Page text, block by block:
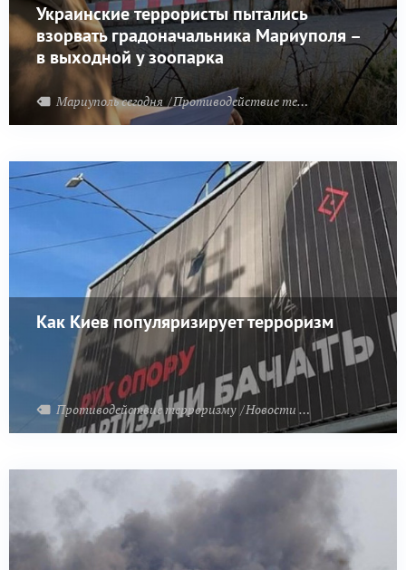
Украинские террористы пытались
взорвать градоначальника Мариуполя –
в выходной у зоопарка
Мариуполь сегодня Противодействие терроризму
Как Киев популяризирует терроризм
Противодействие терроризму Новости Украины